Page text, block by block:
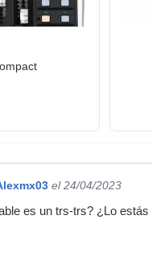
el 24/04/2023
es un trs-trs? ¿Lo